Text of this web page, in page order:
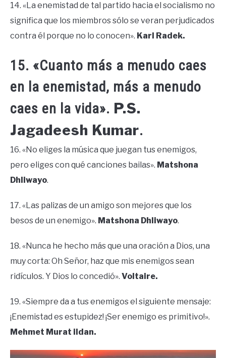
14. «La enemistad de tal partido hacia el socialismo no
significa que los miembros sólo se veran perjudicados
contra él porque no lo conocen». Karl Radek.
15. «Cuanto más a menudo caes
en la enemistad, más a menudo
caes en la vida». P.S.
Jagadeesh Kumar.
16. «No eliges la música que juegan tus enemigos,
pero eliges con qué canciones bailas». Matshona
Dhliwayo.
17. «Las palizas de un amigo son mejores que los
besos de un enemigo». Matshona Dhliwayo.
18. «Nunca he hecho más que una oración a Dios, una
muy corta: Oh Señor, haz que mis enemigos sean
ridículos. Y Dios lo concedió». Voltaire.
19. «Siempre da a tus enemigos el siguiente mensaje:
¡Enemistad es estupidez! ¡Ser enemigo es primitivo!».
Mehmet Murat ildan.